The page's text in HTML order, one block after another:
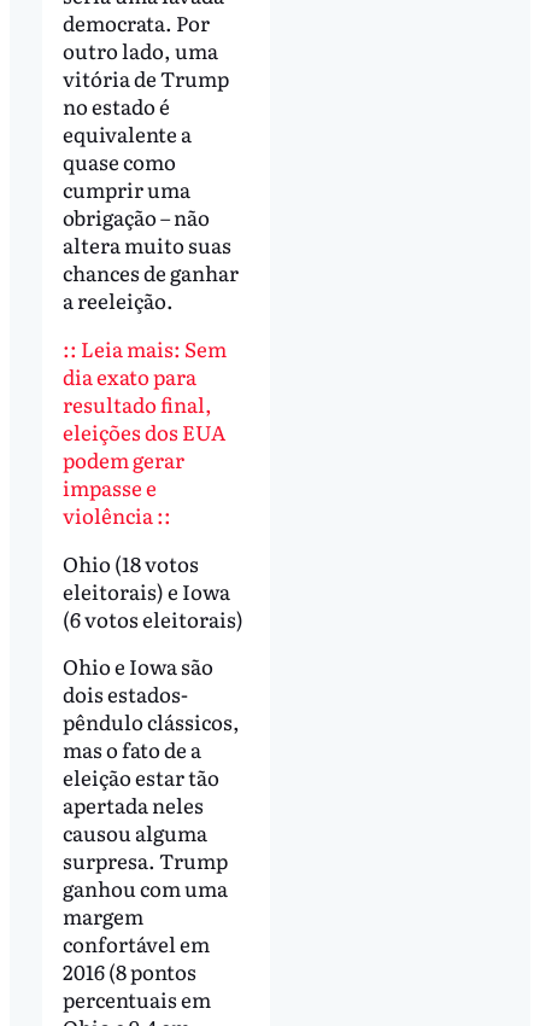
democrata. Por
outro lado, uma
vitória de Trump
no estado é
equivalente a
quase como
cumprir uma
obrigação – não
altera muito suas
chances de ganhar
a reeleição.
:: Leia mais: Sem
dia exato para
resultado final,
eleições dos EUA
podem gerar
impasse e
violência ::
Ohio (18 votos
eleitorais) e Iowa
(6 votos eleitorais)
Ohio e Iowa são
dois estados-
pêndulo clássicos,
mas o fato de a
eleição estar tão
apertada neles
causou alguma
surpresa. Trump
ganhou com uma
margem
confortável em
2016 (8 pontos
percentuais em